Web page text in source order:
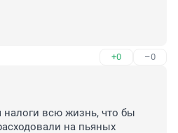
+0 –0
всю жизнь, что бы
на пьяных